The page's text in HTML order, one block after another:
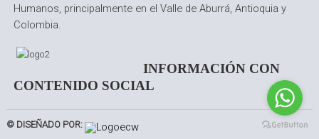
Humanos, principalmente en el Valle de Aburrá, Antioquia y
Colombia.
INFORMACIÓN CON
CONTENIDO SOCIAL
© DISEÑADO POR: